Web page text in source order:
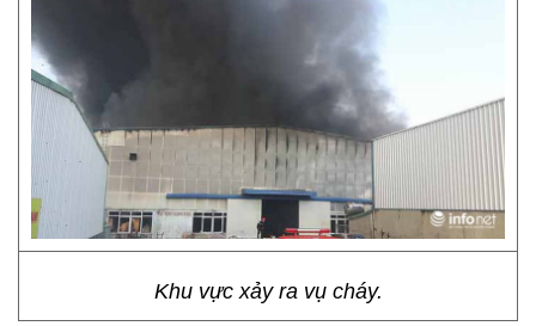
Khu vực xảy ra vụ cháy.